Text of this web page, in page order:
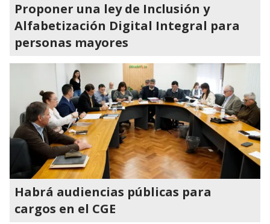
Proponer una ley de Inclusión y
Alfabetización Digital Integral para
personas mayores
Habrá audiencias públicas para
cargos en el CGE